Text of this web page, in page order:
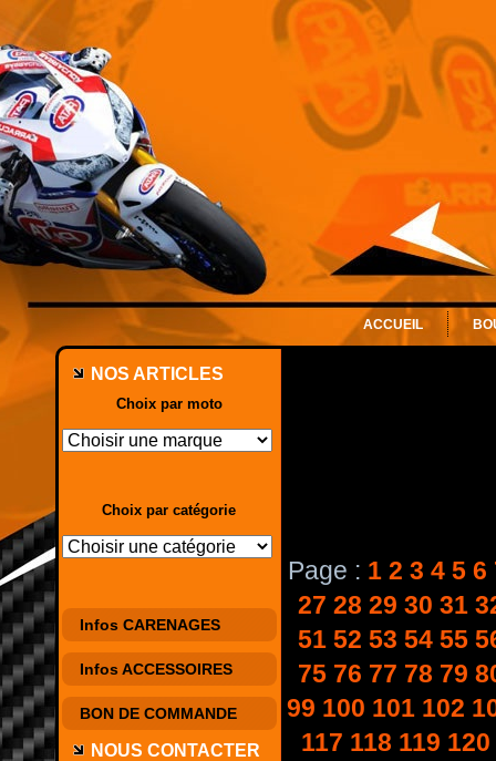
ACCUEIL
NOS ARTICLES
Choix par moto
Choix par catégorie
Infos CARENAGES
Infos ACCESSOIRES
BON DE COMMANDE
NOUS CONTACTER
Page : 1 2 3 4 5 6
27 28 29 30 31
51 52 53 54 55
75 76 77 78 79
99 100 101 102
117 118 119 120